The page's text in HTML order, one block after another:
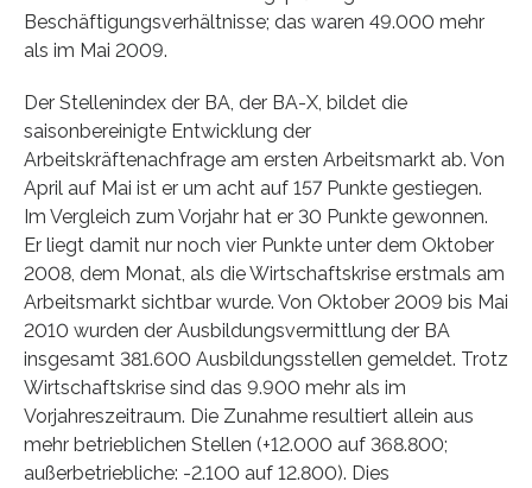
Beschäftigungsverhältnisse; das waren 49.000 mehr
als im Mai 2009.
Der Stellenindex der BA, der BA-X, bildet die
saisonbereinigte Entwicklung der
Arbeitskräftenachfrage am ersten Arbeitsmarkt ab. Von
April auf Mai ist er um acht auf 157 Punkte gestiegen.
Im Vergleich zum Vorjahr hat er 30 Punkte gewonnen.
Er liegt damit nur noch vier Punkte unter dem Oktober
2008, dem Monat, als die Wirtschaftskrise erstmals am
Arbeitsmarkt sichtbar wurde. Von Oktober 2009 bis Mai
2010 wurden der Ausbildungsvermittlung der BA
insgesamt 381.600 Ausbildungsstellen gemeldet. Trotz
Wirtschaftskrise sind das 9.900 mehr als im
Vorjahreszeitraum. Die Zunahme resultiert allein aus
mehr betrieblichen Stellen (+12.000 auf 368.800;
außerbetriebliche: -2.100 auf 12.800). Dies